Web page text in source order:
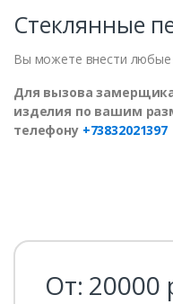
Стеклянные
Вы можете внести любые
Для вызова
изделия по вашим
телефону +73832021397
От: 20000